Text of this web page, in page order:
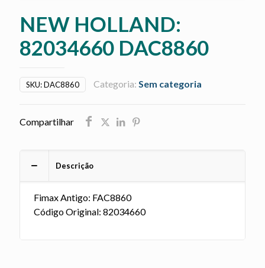
NEW HOLLAND:
82034660 DAC8860
SKU:DAC8860 Categoria: Sem categoria
Compartilhar
Descrição
Fimax Antigo: FAC8860
Código Original: 82034660